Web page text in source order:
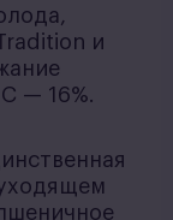
и
— 16%.